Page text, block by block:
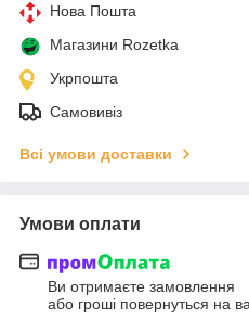
Нова Пошта
Магазини Rozetka
Укрпошта
Самовивіз
Всі умови доставки
Умови оплати
Ви отримаєте замовлення
або гроші повернуться на